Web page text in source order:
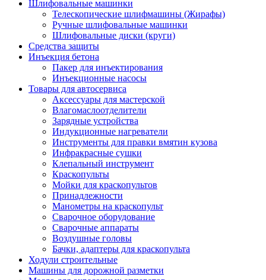
Шлифовальные машинки
Телескопические шлифмашины (Жирафы)
Ручные шлифовальные машинки
Шлифовальные диски (круги)
Средства защиты
Инъекция бетона
Пакер для инъектирования
Инъекционные насосы
Товары для автосервиса
Аксессуары для мастерской
Влагомаслоотделители
Зарядные устройства
Индукционные нагреватели
Инструменты для правки вмятин кузова
Инфракрасные сушки
Клепальный инструмент
Краскопульты
Мойки для краскопультов
Принадлежности
Манометры на краскопульт
Сварочное оборудование
Сварочные аппараты
Воздушные головы
Бачки, адаптеры для краскопульта
Ходули строительные
Машины для дорожной разметки